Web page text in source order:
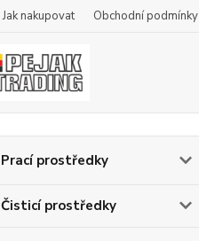
Jak nakupovat Obchodní podmínky
Prací prostředky
Čisticí prostředky